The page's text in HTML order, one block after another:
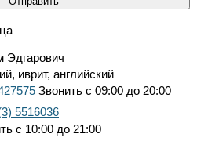
Эдгарович
иврит, английский
Звонить с 09:00 до 20:00
5516036
с 10:00 до 21:00